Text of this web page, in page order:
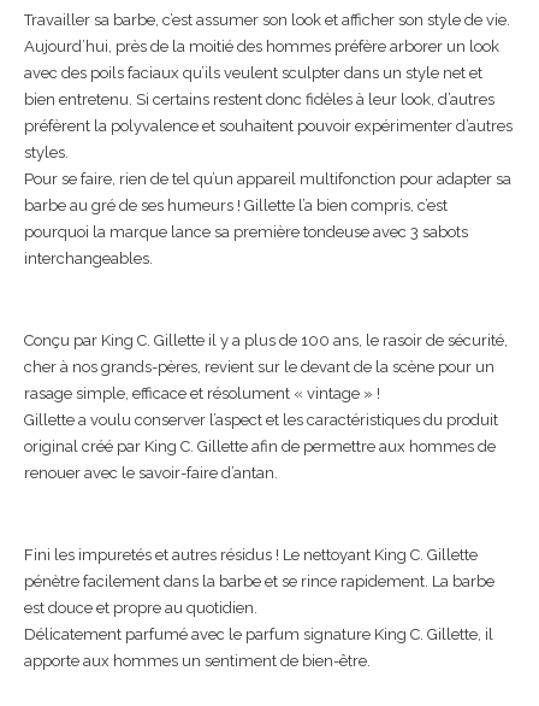
Travailler sa barbe, c’est assumer son look et afficher son style de vie.
Aujourd’hui, près de la moitié des hommes préfère arborer un look
avec des poils faciaux qu’ils veulent sculpter dans un style net et
bien entretenu. Si certains restent donc fidèles à leur look, d’autres
préfèrent la polyvalence et souhaitent pouvoir expérimenter d’autres
styles.
Pour se faire, rien de tel qu’un appareil multifonction pour adapter sa
barbe au gré de ses humeurs ! Gillette l’a bien compris, c’est
pourquoi la marque lance sa première tondeuse avec 3 sabots
interchangeables.
Conçu par King C. Gillette il y a plus de 100 ans, le rasoir de sécurité,
cher à nos grands-pères, revient sur le devant de la scène pour un
rasage simple, efficace et résolument « vintage » !
Gillette a voulu conserver l’aspect et les caractéristiques du produit
original créé par King C. Gillette afin de permettre aux hommes de
renouer avec le savoir-faire d’antan.
Fini les impuretés et autres résidus ! Le nettoyant King C. Gillette
pénètre facilement dans la barbe et se rince rapidement. La barbe
est douce et propre au quotidien.
Délicatement parfumé avec le parfum signature King C. Gillette, il
apporte aux hommes un sentiment de bien-être.